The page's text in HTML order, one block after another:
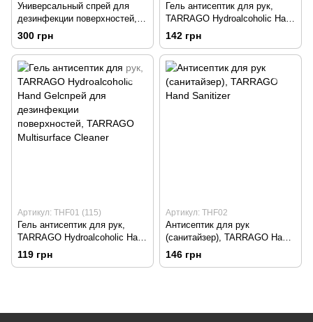
Универсальный спрей для
дезинфекции поверхностей,
TARRAGO Multisurface Cleaner
300 грн
Гель антисептик для рук,
TARRAGO Hydroalcoholic Hand
Gelспрей для дезинфекции
поверхностей, TARRAGO
Multisurface Cleaner
142 грн
Артикул: THF01 (115)
Гель антисептик для рук,
TARRAGO Hydroalcoholic Hand
Gelспрей для дезинфекции
поверхностей, TARRAGO
119 грн
Артикул: THF02
Антисептик для рук
(санитайзер), TARRAGO Hand
Sanitizer
146 грн